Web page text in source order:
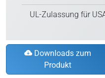
UL-Zulassung für
Downloads zum
Produkt